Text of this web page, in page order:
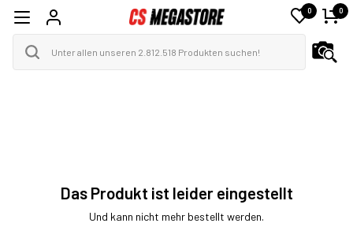
0 0
Das Produkt ist leider eingestellt
Und kann nicht mehr bestellt werden.